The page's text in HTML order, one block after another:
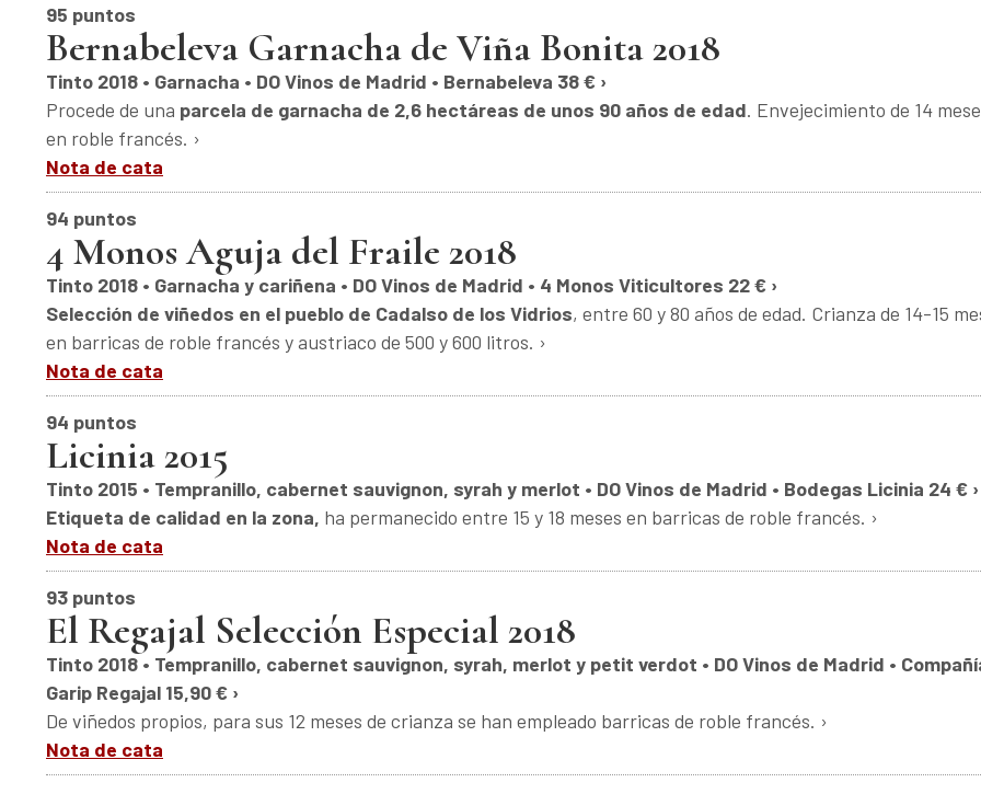
95 puntos
Bernabeleva Garnacha de Viña Bonita 2018
Tinto 2018 • Garnacha • DO Vinos de Madrid • Bernabeleva 38 € ›
Procede de una parcela de garnacha de 2,6 hectáreas de unos 90 años de edad. Envejecimiento de 14
en roble francés. ›
Nota de cata
94 puntos
4 Monos Aguja del Fraile 2018
Tinto 2018 • Garnacha y cariñena • DO Vinos de Madrid • 4 Monos Viticultores 22 € ›
Selección de viñedos en el pueblo de Cadalso de los Vidrios, entre 60 y 80 años de edad. Crianza de 14-15
en barricas de roble francés y austriaco de 500 y 600 litros. ›
Nota de cata
94 puntos
Licinia 2015
Tinto 2015 • Tempranillo, cabernet sauvignon, syrah y merlot • DO Vinos de Madrid • Bodegas Licinia 24 € ›
Etiqueta de calidad en la zona, ha permanecido entre 15 y 18 meses en barricas de roble francés. ›
Nota de cata
93 puntos
El Regajal Selección Especial 2018
Tinto 2018 • Tempranillo, cabernet sauvignon, syrah, merlot y petit verdot • DO Vinos de Madrid •
Garip Regajal 15,90 € ›
De viñedos propios, para sus 12 meses de crianza se han empleado barricas de roble francés. ›
Nota de cata